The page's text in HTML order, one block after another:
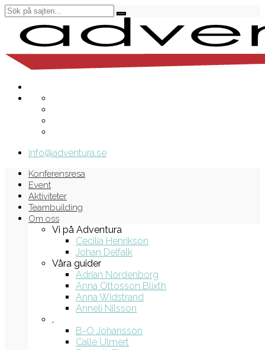
info@adventura.se
Konferensresa
Event
Aktiviteter
Teambuilding
Om oss
Vi på Adventura
Cecilia Henrikson
Johan Delfalk
Våra guider
Adrian Nordenborg
Anna Ottosson Blixth
Anna Widstrand
Anneli Nilsson
.
B-O Johansson
Calle Ulmert